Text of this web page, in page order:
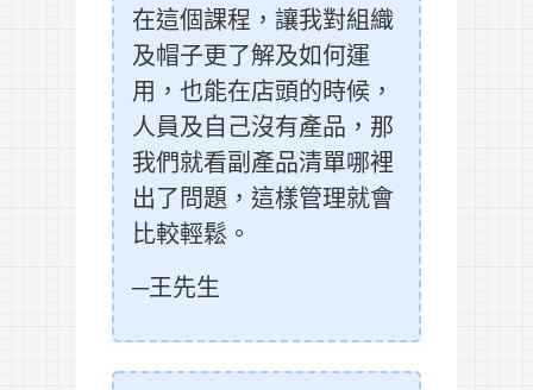
在這個課程，讓我對組織
及帽子更了解及如何運
用，也能在店頭的時候，
人員及自己沒有產品，那
我們就看副產品清單哪裡
出了問題，這樣管理就會
比較輕鬆。
─王先生